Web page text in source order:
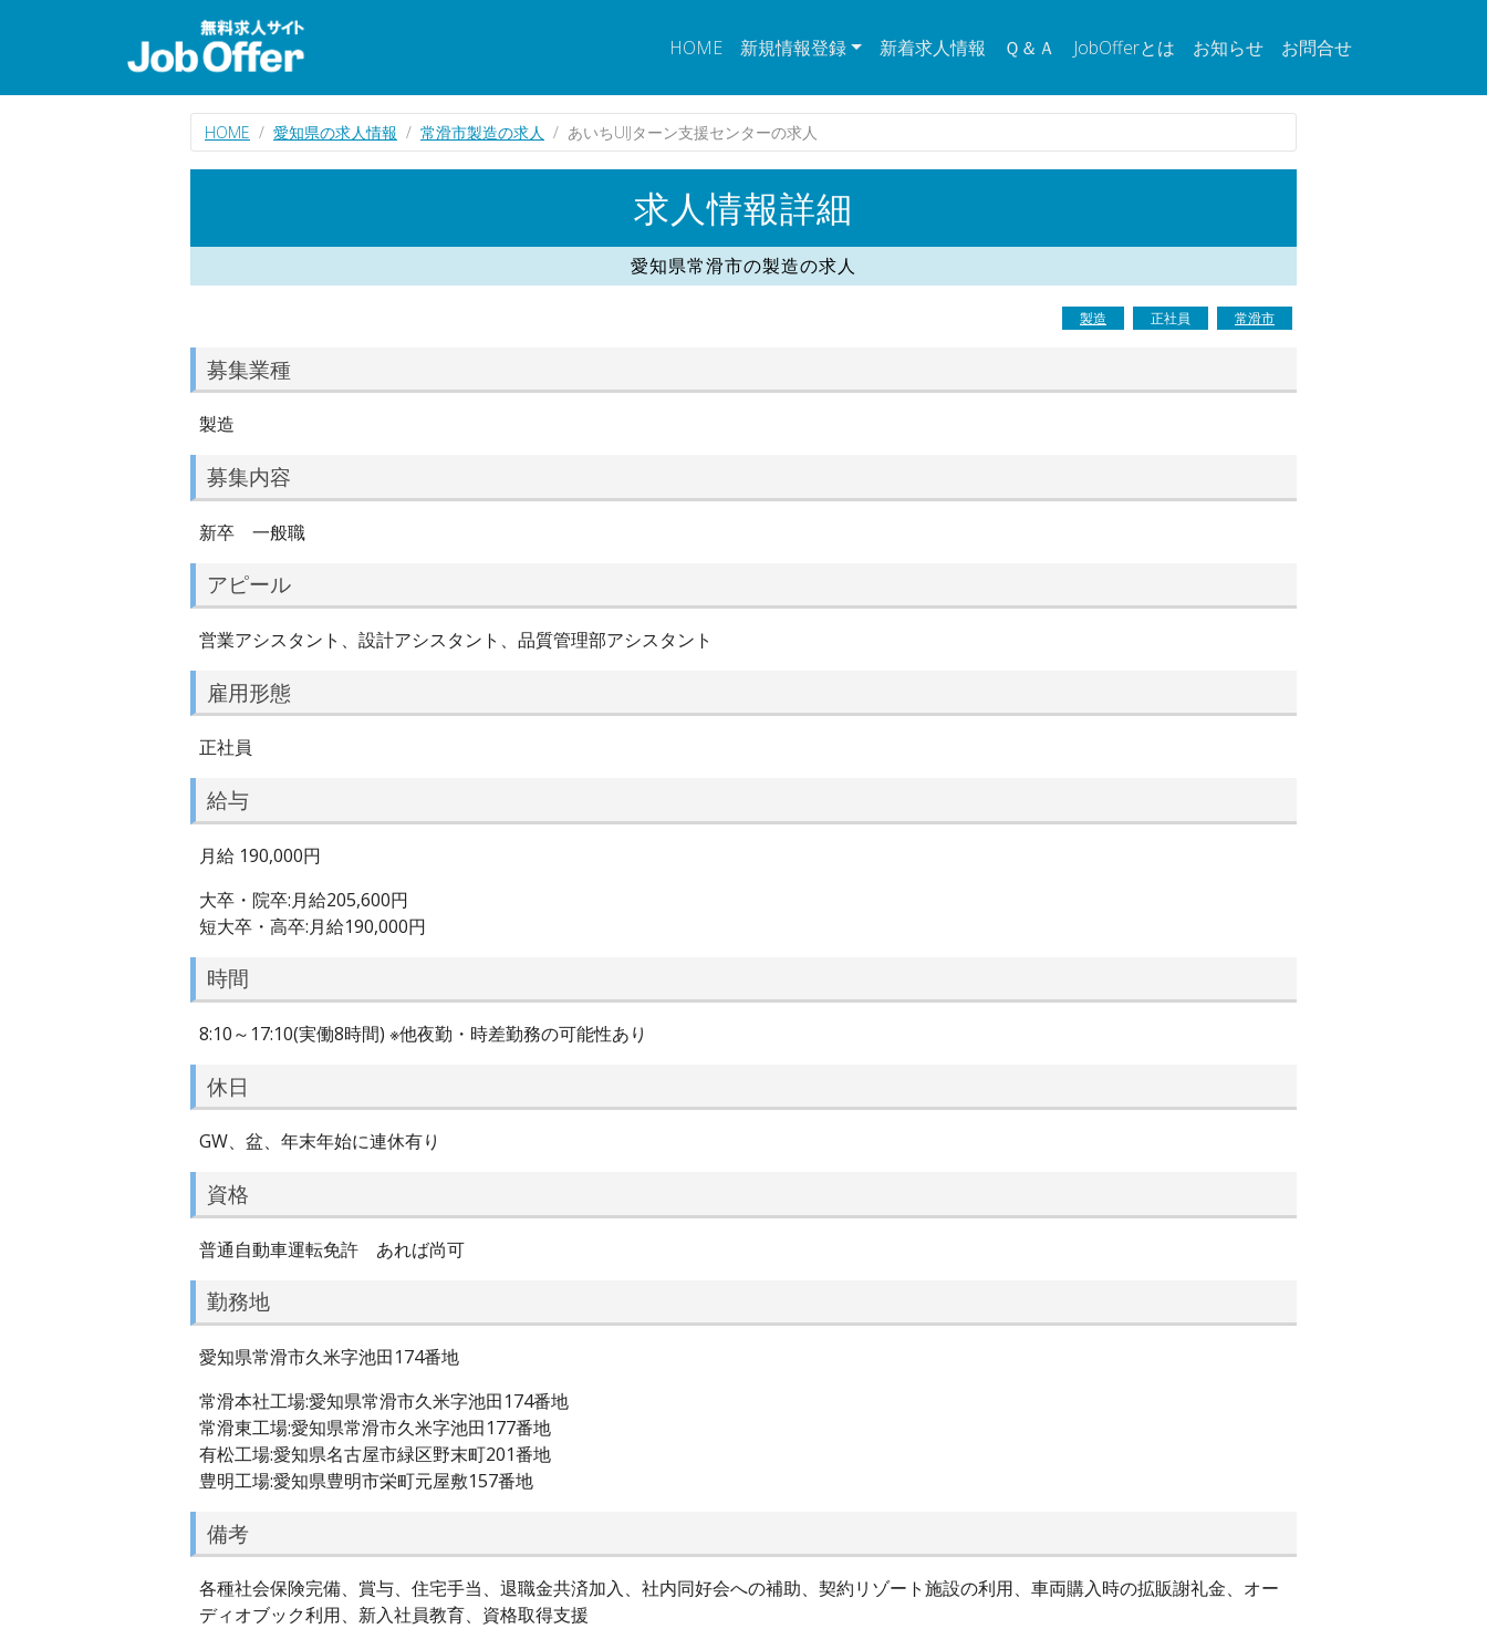
HOME 新規情報登録 新着求人情報 Ｑ＆Ａ JobOfferとは お知らせ お問合せ
HOME 愛知県の求人情報 常滑市製造の求人 あいちUIJターン支援センターの求人
求人情報詳細
愛知県常滑市の製造の求人
製造 正社員 常滑市
募集業種
製造
募集内容
新卒 一般職
アピール
営業アシスタント、設計アシスタント、品質管理部アシスタント
雇用形態
正社員
給与
月給 190,000円
大卒・院卒:月給205,600円
短大卒・高卒:月給190,000円
時間
8:10～17:10(実働8時間) ※他夜勤・時差勤務の可能性あり
休日
GW、盆、年末年始に連休有り
資格
普通自動車運転免許 あれば尚可
勤務地
愛知県常滑市久米字池田174番地
常滑本社工場:愛知県常滑市久米字池田174番地
常滑東工場:愛知県常滑市久米字池田177番地
有松工場:愛知県名古屋市緑区野末町201番地
豊明工場:愛知県豊明市栄町元屋敷157番地
備考
各種社会保険完備、賞与、住宅手当、退職金共済加入、社内同好会への補助、契約リゾート施設の利用、車両購入時の拡販謝礼金、オー
ディオブック利用、新入社員教育、資格取得支援